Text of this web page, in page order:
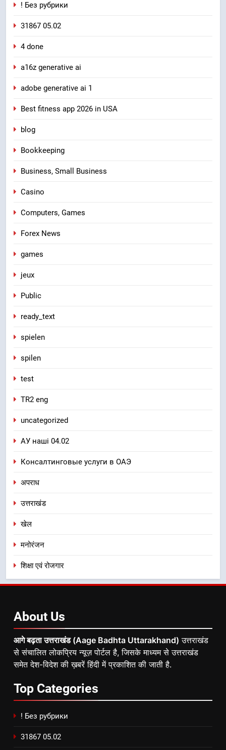
! Без рубрики
31867 05.02
4 done
a16z generative ai
adobe generative ai 1
Best fitness app 2026 in USA
blog
Bookkeeping
Business, Small Business
Casino
Computers, Games
Forex News
games
jeux
Public
ready_text
spielen
spilen
test
TR2 eng
uncategorized
АУ наші 04.02
Консалтинговые услуги в ОАЭ
अपराध
उत्तराखंड
खेल
मनोरंजन
शिक्षा एवं रोजगार
About Us
आगे बढ़ता उत्तराखंड (Aage Badhta Uttarakhand) उत्तराखंड
से संचालित लोकप्रिय न्यूज़ पोर्टल है, जिसके माध्यम से उत्तराखंड
समेत देश-विदेश की ख़बरें हिंदी में प्रकाशित की जाती है.
Top Categories
! Без рубрики
31867 05.02